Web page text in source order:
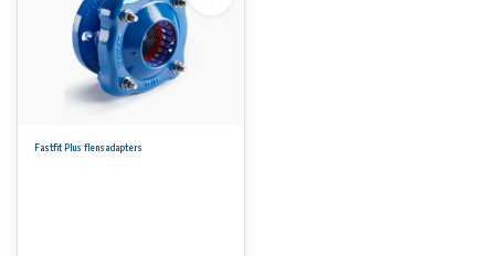
Materiaal specificaties
• Tussenring / flensadapterhuis: nodulair gietijzer GGG 50
volgens EN-GJS-500-7
• Volgers: nodulair gietijzer GGG 50 tot EN-GJS-500-7
• Rubberen pakkingen: EPDM of NBR volgens BS EN 681-1
• Grijpers: POM (methyleenpolioxide)
• Klinknagels met frees: gehard staal cq 15
• Bouten en ringen: roestvrij staal A2 (X5 CrNi 18-10) volgens EN
Fastfit Plus flensadapters